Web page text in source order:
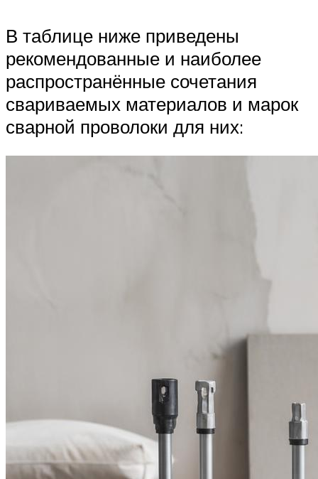
В таблице ниже приведены
рекомендованные и наиболее
распространённые сочетания
свариваемых материалов и марок
сварной проволоки для них: